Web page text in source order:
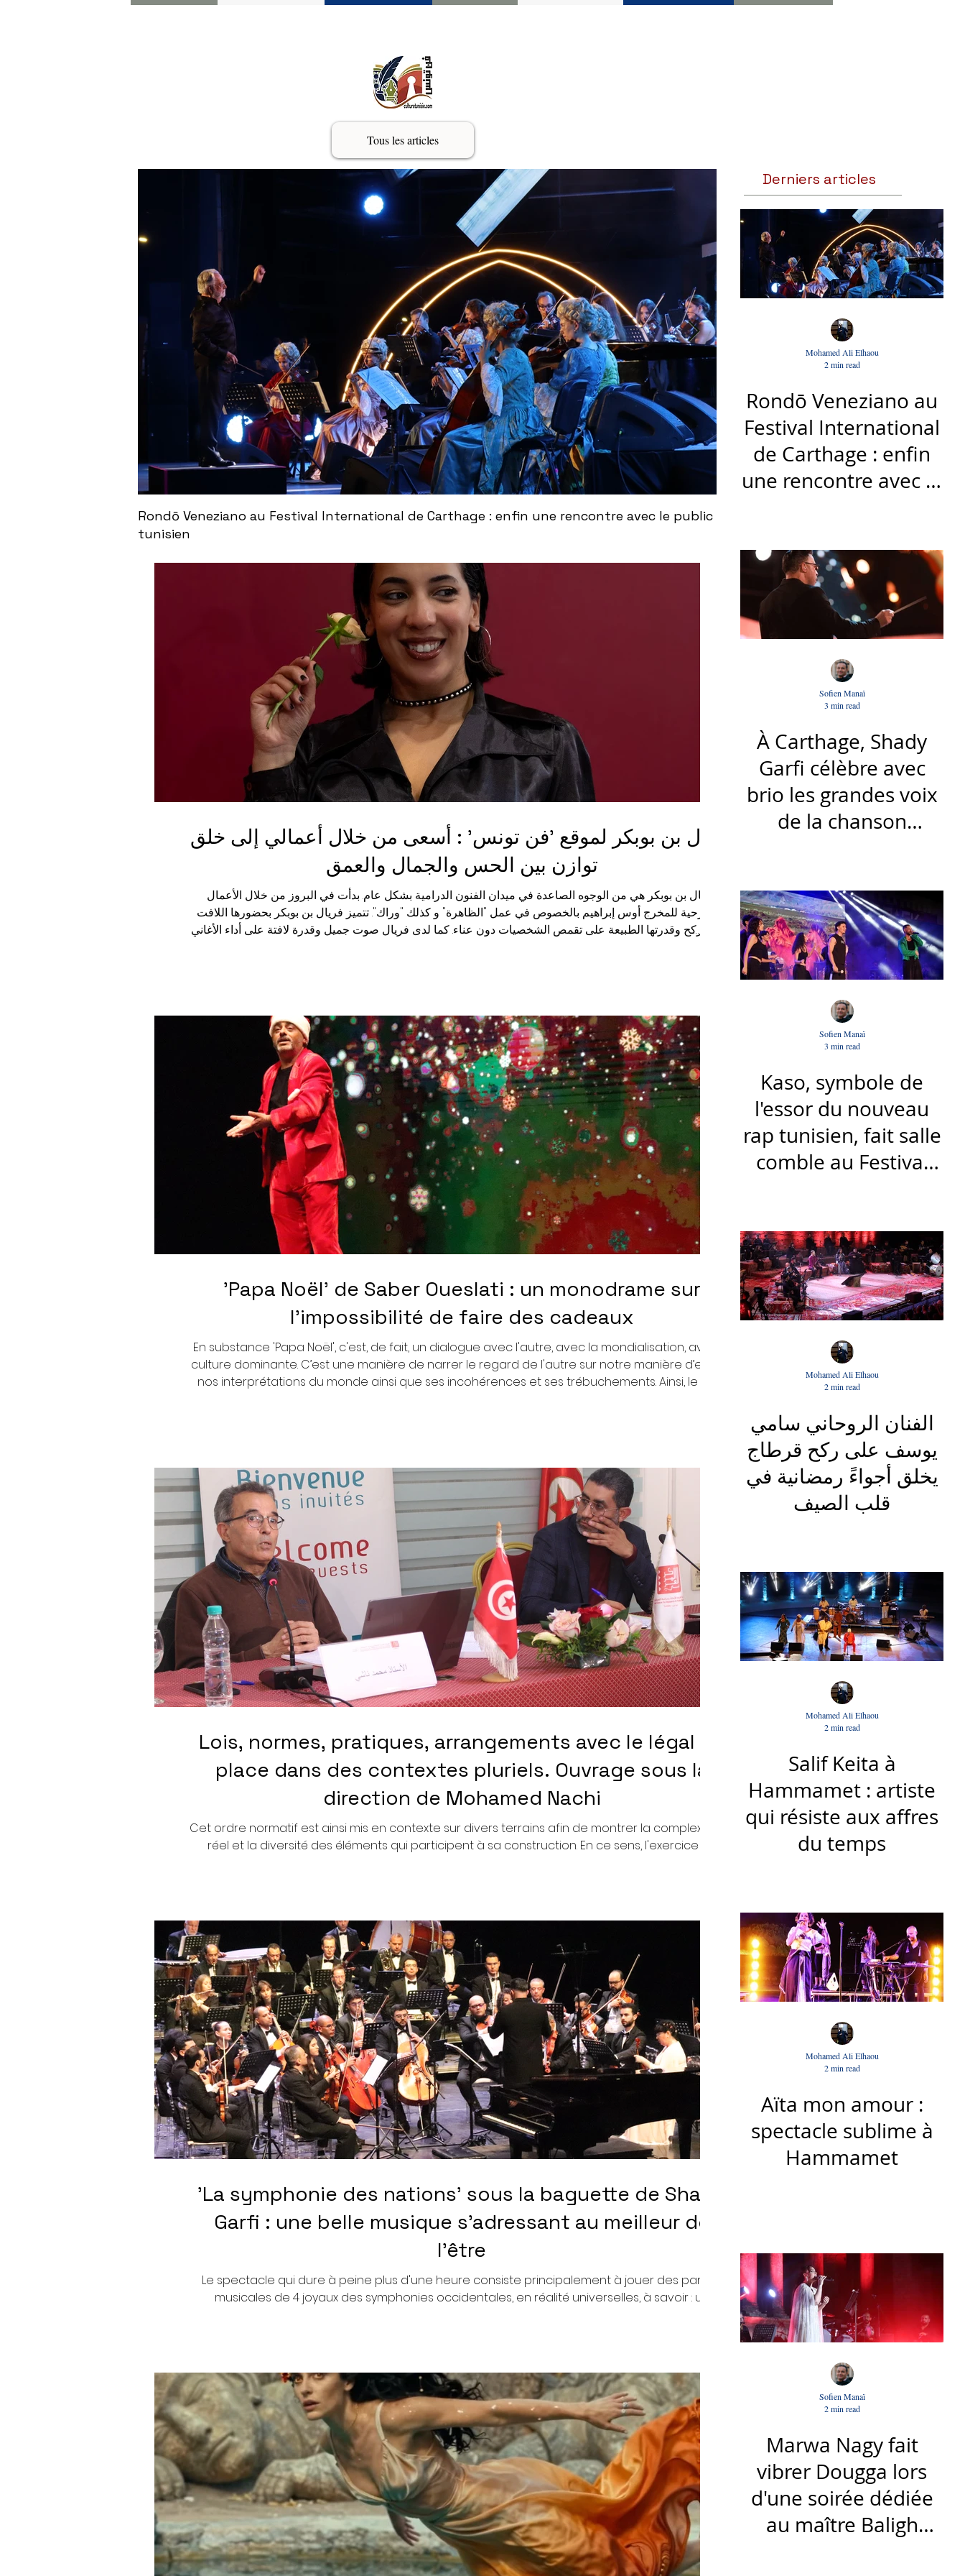
Tous les articles
Rondō Veneziano au Festival International de Carthage : enfin une rencontre avec le public
tunisien
فريال بن بوبكر لموقع 'فن تونس' : أسعى من خلال أعمالي إلى خلق
توازن بين الحس والجمال والعمق
فريال بن بوبكر هي من الوجوه الصاعدة في ميدان الفنون الدرامية بشكل عام. بدأت في البروز من خلال الأعمال
المسرحية للمخرج أوس إبراهيم بالخصوص في عمل "الظاهرة" و كذلك "وراك". تتميز فريال بن بوبكر بحضورها اللافت
على الركح وقدرتها الطبيعة على تقمص الشخصيات دون عناء. كما لدى فريال صوت جميل وقدرة لافتة على أداء الأغاني
'Papa Noël' de Saber Oueslati : un monodrame sur
l'impossibilité de faire des cadeaux
En substance 'Papa Noël', c'est, de fait, un dialogue avec l'autre, avec la mondialisation, avec la
culture dominante. C’est une manière de narrer le regard de l'autre sur notre manière d’exister,
nos interprétations du monde ainsi que ses incohérences et ses trébuchements. Ainsi, le Père
Lois, normes, pratiques, arrangements avec le légal en
place dans des contextes pluriels. Ouvrage sous la
direction de Mohamed Nachi
Cet ordre normatif est ainsi mis en contexte sur divers terrains afin de montrer la complexité du
réel et la diversité des éléments qui participent à sa construction. En ce sens, l'exercice du
'La symphonie des nations' sous la baguette de Shady
Garfi : une belle musique s'adressant au meilleur de
l'être
Le spectacle qui dure à peine plus d'une heure consiste principalement à jouer des parties
musicales de 4 joyaux des symphonies occidentales, en réalité universelles, à savoir : un
Derniers articles
Rondō Veneziano au
Festival International
de Carthage : enfin
une rencontre avec le
Mohamed Ali Elhaou
2 min read
À Carthage, Shady
Garfi célèbre avec
brio les grandes voix
de la chanson
Sofien Manaï
3 min read
Kaso, symbole de
l'essor du nouveau
rap tunisien, fait salle
comble au Festival
Sofien Manaï
3 min read
الفنان الروحاني سامي
يوسف على ركح قرطاج
يخلق أجواءً رمضانية في
قلب الصيف
Mohamed Ali Elhaou
2 min read
Salif Keita à
Hammamet : artiste
qui résiste aux affres
du temps
Mohamed Ali Elhaou
2 min read
Aïta mon amour :
spectacle sublime à
Hammamet
Mohamed Ali Elhaou
2 min read
Marwa Nagy fait
vibrer Dougga lors
d'une soirée dédiée
au maître Baligh
Sofien Manaï
2 min read